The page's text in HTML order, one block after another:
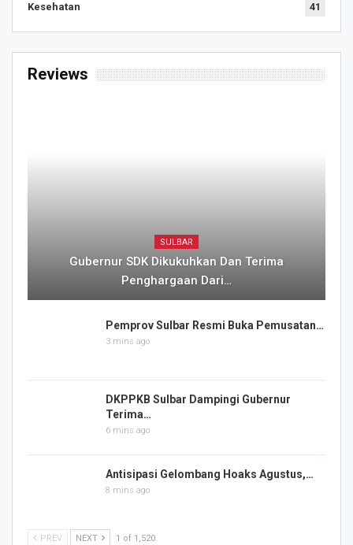
Kesehatan 41
Reviews
SULBAR
Gubernur SDK Dikukuhkan Dan Terima
Penghargaan Dari…
Pemprov Sulbar Resmi Buka Pemusatan…
3 mins ago
DKPPKB Sulbar Dampingi Gubernur
Terima…
6 mins ago
Antisipasi Gelombang Hoaks Agustus,…
8 mins ago
PREV NEXT 1 of 1,520